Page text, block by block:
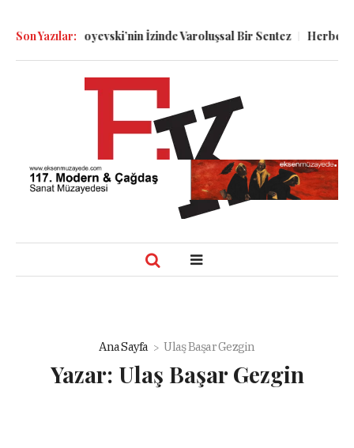
Son Yazılar:İzinde Varoluşsal Bir Sentez Herbert Melzig ve
Ana Sayfa Ulaş Başar Gezgin
Yazar: Ulaş Başar Gezgin